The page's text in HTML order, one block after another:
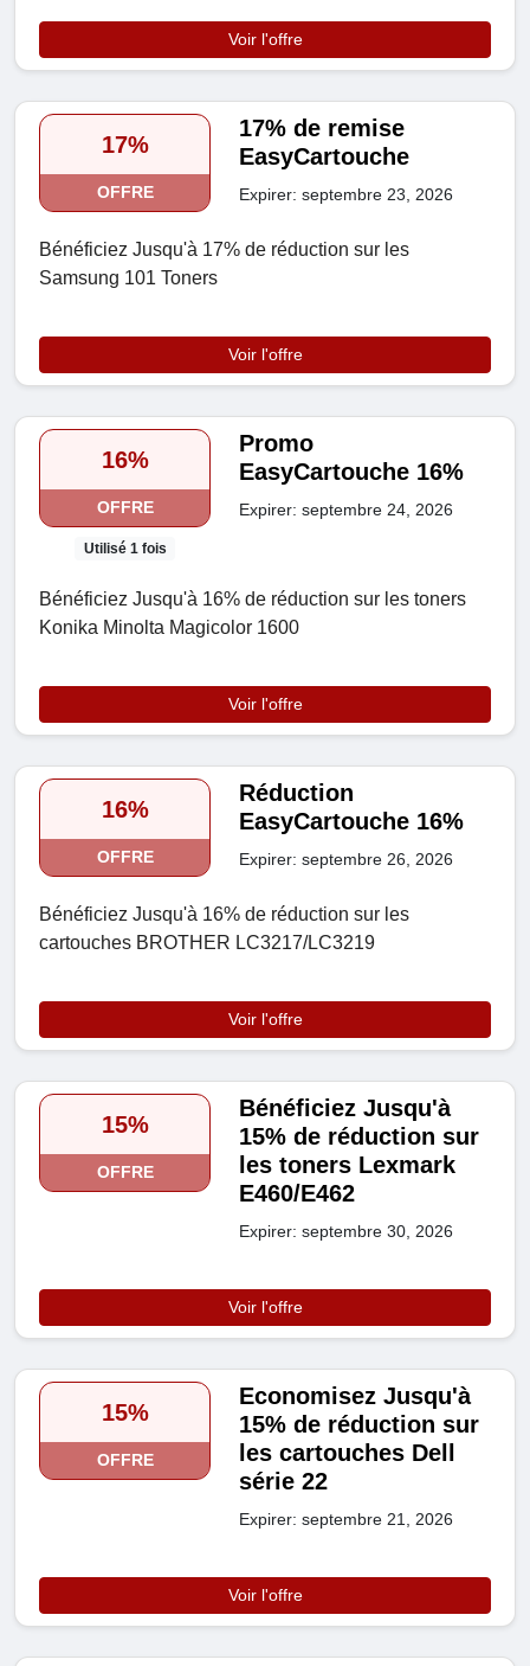
Voir l'offre
17%
OFFRE
17% de remise
EasyCartouche
Expirer: septembre 23, 2026
Bénéficiez Jusqu'à 17% de réduction sur les
Samsung 101 Toners
Voir l'offre
16%
OFFRE
Utilisé 1 fois
Promo
EasyCartouche 16%
Expirer: septembre 24, 2026
Bénéficiez Jusqu'à 16% de réduction sur les toners
Konika Minolta Magicolor 1600
Voir l'offre
16%
OFFRE
Réduction
EasyCartouche 16%
Expirer: septembre 26, 2026
Bénéficiez Jusqu'à 16% de réduction sur les
cartouches BROTHER LC3217/LC3219
Voir l'offre
15%
OFFRE
Bénéficiez Jusqu'à
15% de réduction sur
les toners Lexmark
E460/E462
Expirer: septembre 30, 2026
Voir l'offre
15%
OFFRE
Economisez Jusqu'à
15% de réduction sur
les cartouches Dell
série 22
Expirer: septembre 21, 2026
Voir l'offre